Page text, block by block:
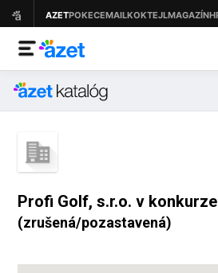
Profi Golf, s.r.o. v konkurze
(zrušená/pozastavená)